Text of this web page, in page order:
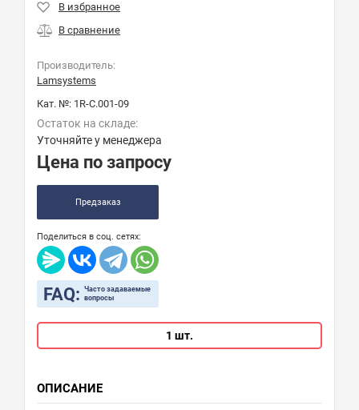
Производитель:
Lamsystems
Кат. №: 1R-C.001-09
Остаток на складе:
Уточняйте у менеджера
Цена по запросу
Предзаказ
Поделиться в соц. сетях:
FAQ: Часто задаваемые
вопросы
1 шт.
ОПИСАНИЕ